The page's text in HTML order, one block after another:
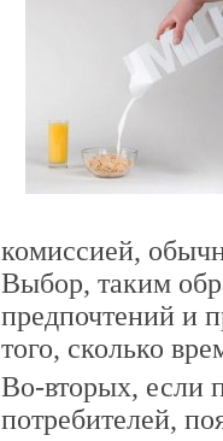
комиссией,
Выбор, таким
предпочтений и
того, сколько
Во-вторых, если
потребителей,